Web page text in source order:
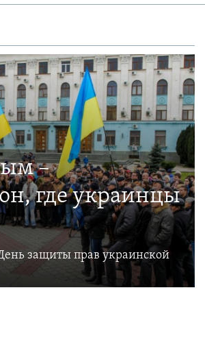
–
где украинцы
защиты прав украинской